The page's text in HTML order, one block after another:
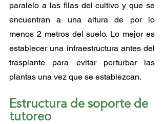
paralelo a las filas del cultivo y que se
encuentran a una altura de por lo
menos 2 metros del suelo. Lo mejor es
establecer una infraestructura antes del
trasplante para evitar perturbar las
plantas una vez que se establezcan.
Estructura de soporte de
tutoreo